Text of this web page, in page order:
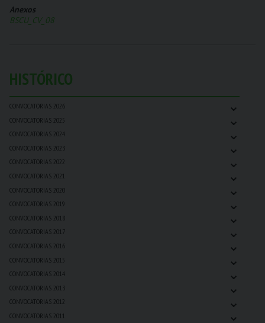
HISTÓRICO
CONVOCATORIAS 2026 ⌄
CONVOCATORIAS 2025 ⌄
CONVOCATORIAS 2024 ⌄
CONVOCATORIAS 2023 ⌄
CONVOCATORIAS 2022 ⌄
CONVOCATORIAS 2021 ⌄
CONVOCATORIAS 2020 ⌄
CONVOCATORIAS 2019 ⌄
CONVOCATORIAS 2018 ⌄
CONVOCATORIAS 2017 ⌄
CONVOCATORIAS 2016 ⌄
CONVOCATORIAS 2015 ⌄
CONVOCATORIAS 2014 ⌄
CONVOCATORIAS 2013 ⌄
CONVOCATORIAS 2012 ⌄
CONVOCATORIAS 2011 ⌄
Anexos
BSCU_CV_08